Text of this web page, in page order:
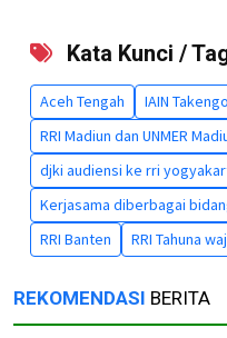
Kata Kunci /
Aceh Tengah IAIN
RRI Madiun dan UNMER
djki audiensi ke rri
Kerjasama diberbagai
RRI Banten
RRI Tahuna
REKOMENDASI BERITA